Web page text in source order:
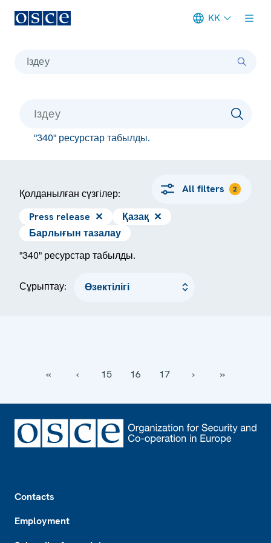
KK
Іздеу
"340" ресурстар табылды.
Қолданылған сүзгілер: All filters 2
Press release ✕ Қазақ ✕
Барлығын тазалау
"340" ресурстар табылды.
Сұрыптау:
‹‹ ‹ 15 16 17 › ››
Contacts
Employment